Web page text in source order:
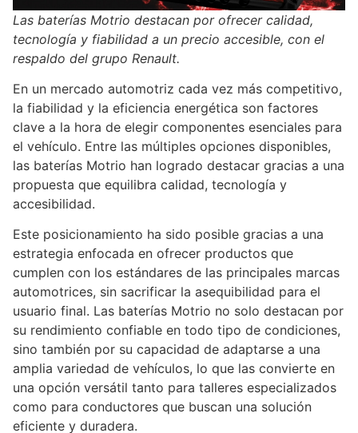
Las baterías Motrio destacan por ofrecer calidad,
tecnología y fiabilidad a un precio accesible, con el
respaldo del grupo Renault.
En un mercado automotriz cada vez más competitivo,
la fiabilidad y la eficiencia energética son factores
clave a la hora de elegir componentes esenciales para
el vehículo. Entre las múltiples opciones disponibles,
las baterías Motrio han logrado destacar gracias a una
propuesta que equilibra calidad, tecnología y
accesibilidad.
Este posicionamiento ha sido posible gracias a una
estrategia enfocada en ofrecer productos que
cumplen con los estándares de las principales marcas
automotrices, sin sacrificar la asequibilidad para el
usuario final. Las baterías Motrio no solo destacan por
su rendimiento confiable en todo tipo de condiciones,
sino también por su capacidad de adaptarse a una
amplia variedad de vehículos, lo que las convierte en
una opción versátil tanto para talleres especializados
como para conductores que buscan una solución
eficiente y duradera.